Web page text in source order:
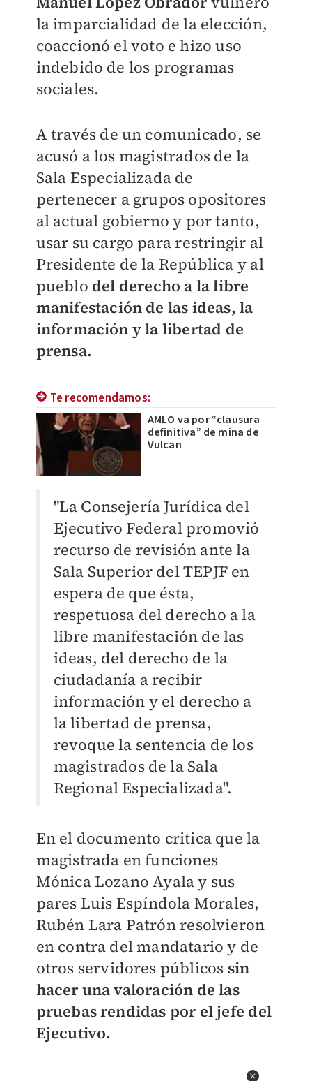
la imparcialidad de la elección,
coaccionó el voto e hizo uso
indebido de los programas
sociales.
A través de un comunicado, se
acusó a los magistrados de la
Sala Especializada de
pertenecer a grupos opositores
al actual gobierno y por tanto,
usar su cargo pararestringir al
Presidente de la República y al
pueblo del derecho a la libre
manifestación de las ideas, la
información y la libertad de
prensa.
Te recomendamos:
AMLO va por “clausura
definitiva” de mina de
Vulcan
"La Consejería Jurídica del
Ejecutivo Federal promovió
recurso de revisión ante la
Sala Superior del TEPJF en
espera de que ésta,
respetuosa del derecho a la
libre manifestación de las
ideas, del derecho de la
ciudadanía a recibir
información y el derecho a
la libertad de prensa,
revoque la sentencia de los
magistrados de la Sala
Regional Especializada".
En el documento critica que la
magistrada en funciones
Mónica Lozano Ayala y sus
pares Luis Espíndola Morales,
Rubén Lara Patrónresolvieron
en contra del mandatario y de
otros servidores públicos sin
hacer una valoración de las
pruebas rendidas por el jefe del
Ejecutivo.